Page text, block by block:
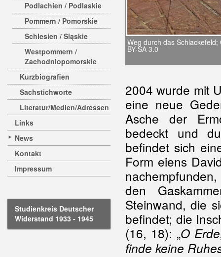
Podlachien / Podlaskie
Pommern / Pomorskie
Schlesien / Sląskie
Westpommern /
Zachodniopomorskie
Kurzbiografien
Sachstichworte
Literatur/Medien/Adressen
Links
News
Kontakt
Impressum
Studienkreis Deutscher
Widerstand 1933 - 1945
Weg durch das Schlackefeld;
BY-SA 3.0
2004 wurde mit
eine neue
Asche der
bedeckt und
befindet sich
Form eiens
den
Steinwand, die
befindet; die
(16, 18): „O
finde keine